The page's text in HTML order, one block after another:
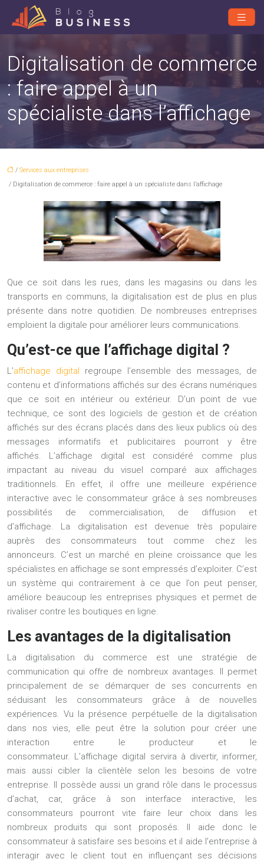
Digitalisation de commerce
: faire appel à un
spécialiste dans l’affichage
/ Services aux entreprises
/ Digitalisation de commerce : faire appel à un spécialiste dans l’affichage
Que ce soit dans les rues, dans les magasins ou dans les
transports en communs, la digitalisation est de plus en plus
présente dans notre quotidien. De nombreuses entreprises
emploient la digitale pour améliorer leurs communications.
Qu’est-ce que l’affichage digital ?
L’affichage digital regroupe l’ensemble des messages, de
contenu et d’informations affichés sur des écrans numériques
que ce soit en intérieur ou extérieur. D’un point de vue
technique, ce sont des logiciels de gestion et de création
affichés sur des écrans placés dans des lieux publics où des
messages informatifs et publicitaires pourront y être
affichés. L’affichage digital est considéré comme plus
impactant au niveau du visuel comparé aux affichages
traditionnels. En effet, il offre une meilleure expérience
interactive avec le consommateur grâce à ses nombreuses
possibilités de commercialisation, de diffusion et
d’affichage. La digitalisation est devenue très populaire
auprès des consommateurs tout comme chez les
annonceurs. C’est un marché en pleine croissance que les
spécialistes en affichage se sont empressés d’exploiter. C’est
un système qui contrairement à ce que l’on peut penser,
améliore beaucoup les entreprises physiques et permet de
rivaliser contre les boutiques en ligne.
Les avantages de la digitalisation
La digitalisation du commerce est une stratégie de
communication qui offre de nombreux avantages. Il permet
principalement de se démarquer de ses concurrents en
séduisant les consommateurs grâce à de nouvelles
expériences. Vu la présence perpétuelle de la digitalisation
dans nos vies, elle peut être la solution pour créer une
interaction entre le producteur et le
consommateur. L’affichage digital servira à divertir, informer,
mais aussi cibler la clientèle selon les besoins de votre
entreprise. Il possède aussi un grand rôle dans le processus
d’achat, car, grâce à son interface interactive, les
consommateurs pourront vite faire leur choix dans les
nombreux produits qui sont proposés. Il aide donc le
consommateur à satisfaire ses besoins et il aide l’entreprise à
interagir avec le client tout en influençant ses décisions